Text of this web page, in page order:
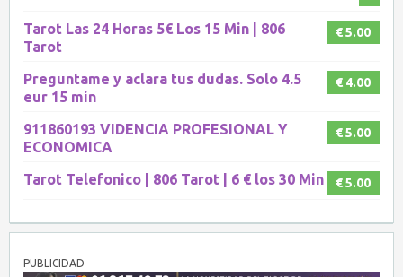
€ 5.00
Tarot Las 24 Horas 5€ Los 15 Min | 806
Tarot
€ 4.00
Preguntame y aclara tus dudas. Solo 4.5
eur 15 min
€ 5.00
911860193 VIDENCIA PROFESIONAL Y
ECONOMICA
€ 5.00
Tarot Telefonico | 806 Tarot | 6 € los 30 Min
PUBLICIDAD